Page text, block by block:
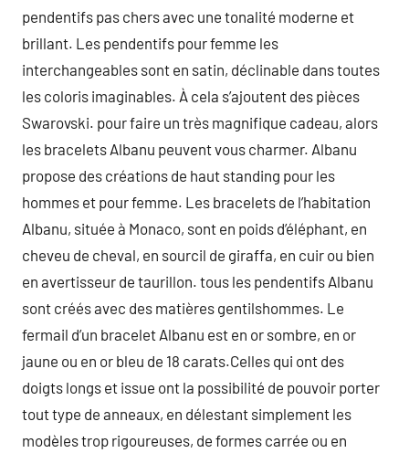
pendentifs pas chers avec une tonalité moderne et
brillant. Les pendentifs pour femme les
interchangeables sont en satin, déclinable dans toutes
les coloris imaginables. À cela s’ajoutent des pièces
Swarovski. pour faire un très magnifique cadeau, alors
les bracelets Albanu peuvent vous charmer. Albanu
propose des créations de haut standing pour les
hommes et pour femme. Les bracelets de l’habitation
Albanu, située à Monaco, sont en poids d’éléphant, en
cheveu de cheval, en sourcil de giraffa, en cuir ou bien
en avertisseur de taurillon. tous les pendentifs Albanu
sont créés avec des matières gentilshommes. Le
fermail d’un bracelet Albanu est en or sombre, en or
jaune ou en or bleu de 18 carats.Celles qui ont des
doigts longs et issue ont la possibilité de pouvoir porter
tout type de anneaux, en délestant simplement les
modèles trop rigoureuses, de formes carrée ou en